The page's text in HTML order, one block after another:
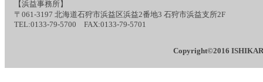
【浜益事務所】
〒061-3197 北海道石狩市浜益区浜益2番地3 石狩市浜益支所2F
TEL:0133-79-5700 FAX:0133-79-5701
Copyright©2016